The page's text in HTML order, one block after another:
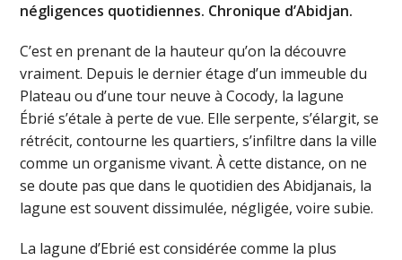
négligences quotidiennes. Chronique d’Abidjan.
C’est en prenant de la hauteur qu’on la découvre
vraiment. Depuis le dernier étage d’un immeuble du
Plateau ou d’une tour neuve à Cocody, la lagune
Ébrié s’étale à perte de vue. Elle serpente, s’élargit, se
rétrécit, contourne les quartiers, s’infiltre dans la ville
comme un organisme vivant. À cette distance, on ne
se doute pas que dans le quotidien des Abidjanais, la
lagune est souvent dissimulée, négligée, voire subie.
La lagune d’Ebrié est considérée comme la plus